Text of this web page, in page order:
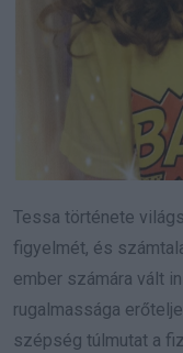
Tessa története
figyelmét, és
ember számára vált
rugalmassága
szépség túlmutat a